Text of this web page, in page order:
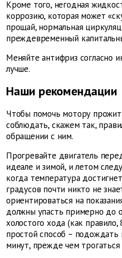
Кроме того, негодная
коррозию, которая может
прощай, нормальная
преждевременный
Меняйте антифриз согласно
лучше.
Наши рекомендации
Чтобы помочь мотору
соблюдать, скажем так,
обращении с ним.
Прогревайте двигатель
идеале и зимой, и летом
когда температура
градусов почти никто не
ориентироваться на
должны упасть примерно до
холостого хода (как
простой способ – подождать
минут, прежде чем трогаться